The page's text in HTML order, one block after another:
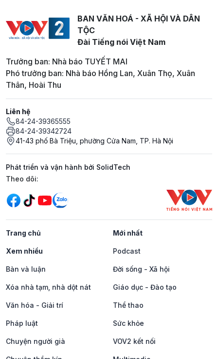
BAN VĂN HOÁ - XÃ HỘI VÀ DÂN
TỘC
Đài Tiếng nói Việt Nam
Trưởng ban: Nhà báo TUYẾT MAI
Phó trưởng ban: Nhà báo Hồng Lan, Xuân Thọ, Xuân
Thân, Hoài Thu
Liên hệ
84-24-39365555
84-24-39342724
41-43 phố Bà Triệu, phường Cửa Nam, TP. Hà Nội
Phát triển và vận hành bởi SolidTech
Mạng xã hội
Theo dõi:
Trang chủ Mới nhất
Xem nhiều Podcast
Bàn và luận Đời sống - Xã hội
Xóa nhà tạm, nhà dột nát Giáo dục - Đào tạo
Văn hóa - Giải trí Thể thao
Pháp luật Sức khỏe
Chuyện người già VOV2 kết nối